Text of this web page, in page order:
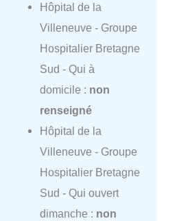
Hôpital de la
Villeneuve - Groupe
Hospitalier Bretagne
Sud - Qui à
domicile : non
renseigné
Hôpital de la
Villeneuve - Groupe
Hospitalier Bretagne
Sud - Qui ouvert
dimanche : non